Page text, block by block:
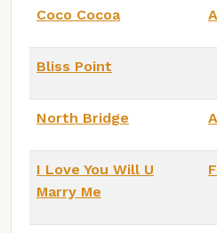
Coco Cocoa
Bliss Point
North Bridge
I Love You Will U
Marry Me